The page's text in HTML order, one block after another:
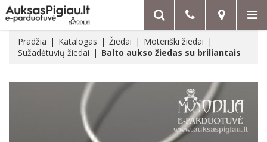
Pradžia Katalogas Žiedai
Moteriški žiedai
Sužadėtuvių žiedai
Balto aukso žiedas su briliantais